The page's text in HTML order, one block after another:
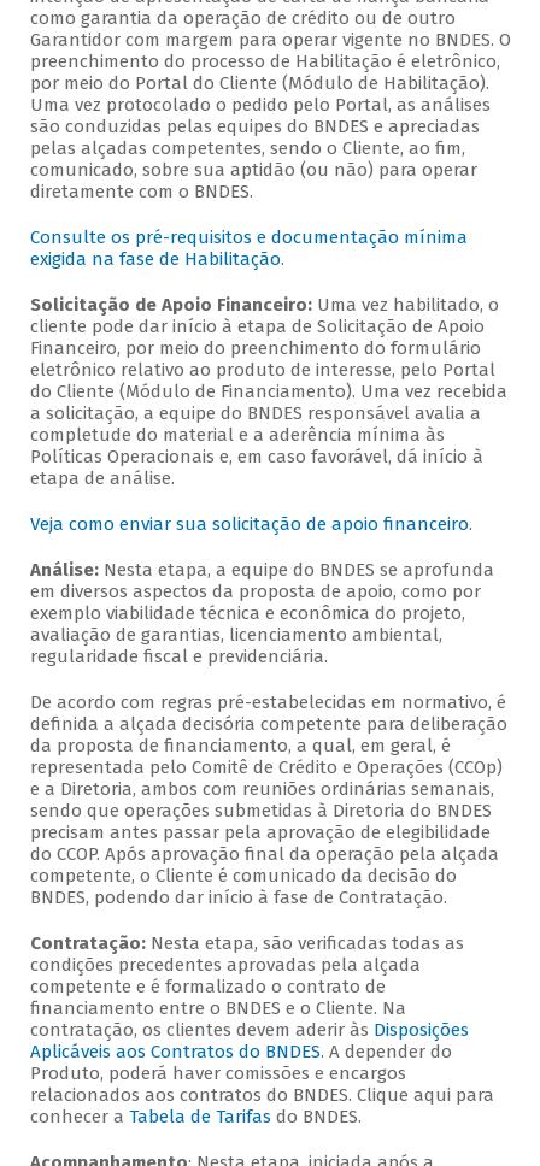
como garantia da operação de crédito ou de outro
Garantidor com margem para operar vigente no BNDES. O
preenchimento do processo de Habilitação é eletrônico,
por meio do Portal do Cliente (Módulo de Habilitação).
Uma vez protocolado o pedido pelo Portal, as análises
são conduzidas pelas equipes do BNDES e apreciadas
pelas alçadas competentes, sendo o Cliente, ao fim,
comunicado, sobre sua aptidão (ou não) para operar
diretamente com o BNDES.
Consulte os pré-requisitos e documentação mínima
exigida na fase de Habilitação.
Solicitação de Apoio Financeiro: Uma vez habilitado, o
cliente pode dar início à etapa de Solicitação de Apoio
Financeiro, por meio do preenchimento do formulário
eletrônico relativo ao produto de interesse, pelo Portal
do Cliente (Módulo de Financiamento). Uma vez recebida
a solicitação, a equipe do BNDES responsável avalia a
completude do material e a aderência mínima às
Políticas Operacionais e, em caso favorável, dá início à
etapa de análise.
Veja como enviar sua solicitação de apoio financeiro.
Análise:Nesta etapa, a equipe do BNDES se aprofunda
em diversos aspectos da proposta de apoio, como por
exemplo viabilidade técnica e econômica do projeto,
avaliação de garantias, licenciamento ambiental,
regularidade fiscal e previdenciária.
De acordo com regras pré-estabelecidas em normativo, é
definida a alçada decisória competente para deliberação
da proposta de financiamento, a qual, em geral, é
representada pelo Comitê de Crédito e Operações (CCOp)
e a Diretoria, ambos com reuniões ordinárias semanais,
sendo que operações submetidas à Diretoria do BNDES
precisam antes passar pela aprovação de elegibilidade
do CCOP. Após aprovação final da operação pela alçada
competente, o Cliente é comunicado da decisão do
BNDES, podendo dar início à fase de Contratação.
Contratação: Nesta etapa, são verificadas todas as
condições precedentes aprovadas pela alçada
competente e é formalizado o contrato de
financiamento entre o BNDES e o Cliente. Na
contratação, os clientes devem aderir às Disposições
Aplicáveis aos Contratos do BNDES. A depender do
Produto, poderá haver comissões e encargos
relacionados aos contratos do BNDES. Clique aqui para
conhecer a Tabela de Tarifas do BNDES.